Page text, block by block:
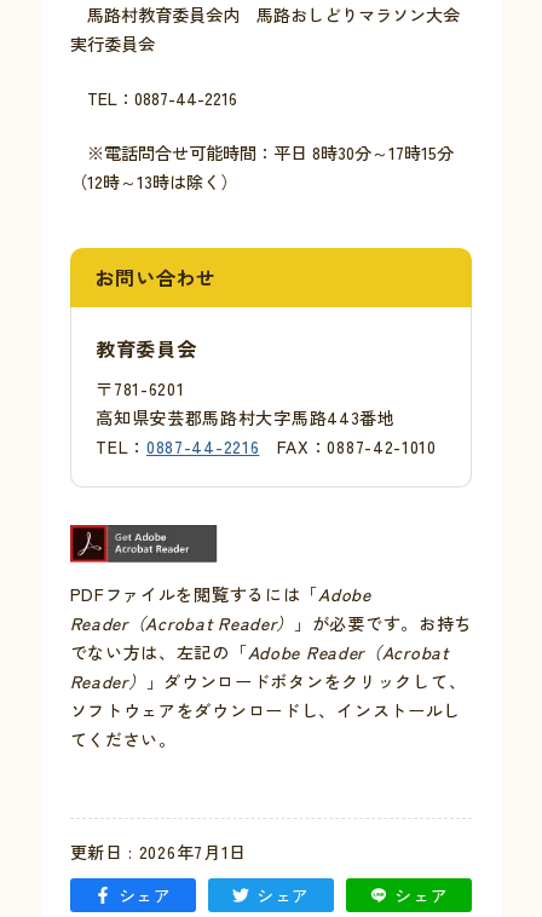
馬路村教育委員会内 馬路おしどりマラソン大会
実行委員会
TEL：0887-44-2216
※電話問合せ可能時間：平日 8時30分～17時15分
（12時～13時は除く）
お問い合わせ
教育委員会
〒781-6201
高知県安芸郡馬路村大字馬路443番地
TEL： 0887-44-2216 FAX：0887-42-1010
PDFファイルを閲覧するには「Adobe
Reader（Acrobat Reader） 」が必要です。お持ち
でない方は、左記の「Adobe Reader（Acrobat
Reader） 」ダウンロードボタンをクリックして、
ソフトウェアをダウンロードし、インストールし
てください。
更新日 : 2026年7月1日
シェア
シェア シェア